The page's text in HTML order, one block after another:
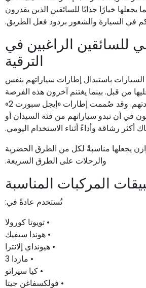
يجعلها خيارًا جذابًا للسائقين الذين يقدرون
في السيارة والشعور بردود فعل الطريق.
للسائقين الراغبين في
الترقية
باستبدال إطارات سياراتهم بنفس
من قبل. بينما يغتنم آخرون هذه الفرصة
لتحسين تجربة قيادتهم. وقد صُممت إطارات «إيجل سبورت 2»
في أن تبدو سياراتهم من فئة السيدان أو
أكثر رشاقة وأداءً أثناء الاستخدام اليومي.
يجعلها مناسبةً لكل من الطرق الحضرية
والرحلات على الطرق السريعة.
المركبات المناسبة
تُستخدم عادةً في:
• تويوتا كورولا
• هوندا سيفيك
• هيونداي إلانترا
• مازدا 3
• كيا سيراتو
• فولكسفاغن جيتا